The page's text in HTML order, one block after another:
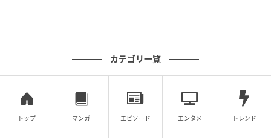
カテゴリ一覧
トップ マンガ エピソード エンタメ トレンド